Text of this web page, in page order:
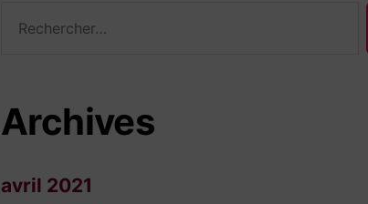
Archives
avril 2021